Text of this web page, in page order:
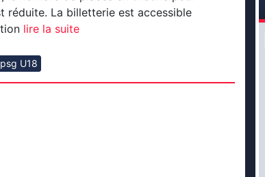
réduite. La billetterie est accessible
lire la suite
U18